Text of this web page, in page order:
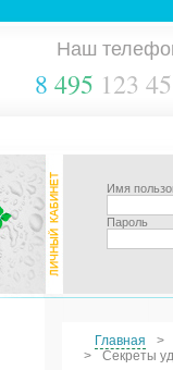
Наш
8 495 123
Имя
Пароль
Главная
Секреты